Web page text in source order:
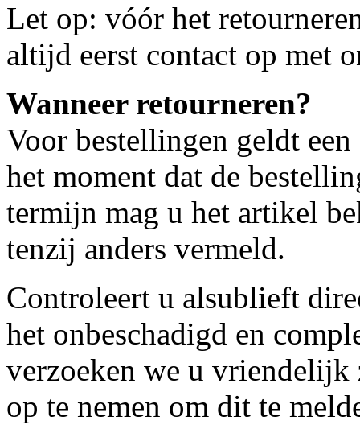
Let op: vóór het
altijd eerst contact op met
Wanneer retourneren?
Voor bestellingen geldt
het moment dat de
termijn mag u het artikel
tenzij anders vermeld.
Controleert u alsublieft
het onbeschadigd en
verzoeken we u
op te nemen om dit te